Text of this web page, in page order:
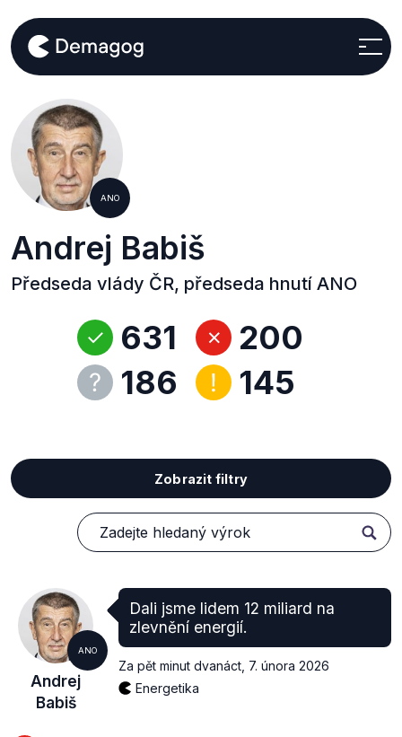
ANO
Andrej Babiš
Předseda vlády ČR, předseda hnutí ANO
631
186
200
145
Zobrazit filtry
ANO
Andrej
Babiš
Dali jsme lidem 12 miliard na
zlevnění energií.
Za pět minut dvanáct 7. února 2026
Energetika